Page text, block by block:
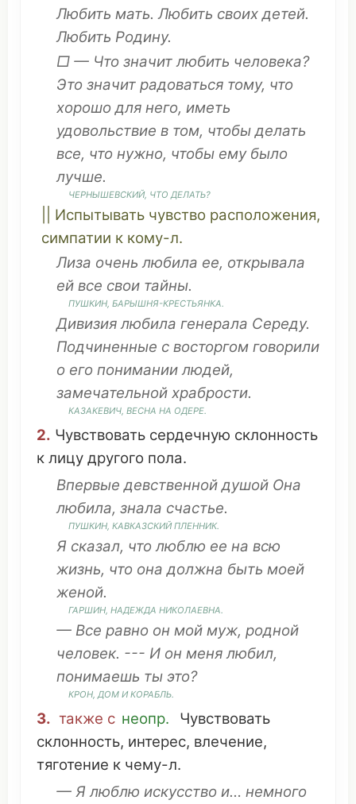
Любить мать. Любить своихдетей.
Любить Родину.
□ — Что значитлюбить человека?
Это значит радоваться тому, что
хорошо для него, иметь
удовольствие в том, чтобыделать
все, что нужно, чтобы ему было
лучше.
ЧЕРНЫШЕВСКИЙ, ЧТО ДЕЛАТЬ?
Испытывать чувство расположения,
симпатии к кому-л.
Лиза очень любила ее, открывала
ей все свои тайны.
ПУШКИН, БАРЫШНЯ-КРЕСТЬЯНКА.
Дивизиялюбила генерала Середу.
Подчиненные с восторгом говорили
о его понимании людей,
замечательной храбрости.
КАЗАКЕВИЧ, ВЕСНА НА ОДЕРЕ.
2. Чувствовать сердечную склонность
к лицу другого пола.
Впервые девственнойдушой Она
любила, знала счастье.
ПУШКИН, КАВКАЗСКИЙ ПЛЕННИК.
Я сказал, что люблю ее на всю
жизнь, что онадолжна быть моей
женой.
ГАРШИН, НАДЕЖДА НИКОЛАЕВНА.
— Все равно он мой муж, родной
человек. --- И он меня любил,
понимаешь ты это?
КРОН, ДОМ И КОРАБЛЬ.
3. также с неопр.
Чувствовать
склонность, интерес, влечение,
тяготение к чему-л.
— Я люблю искусство и… немного